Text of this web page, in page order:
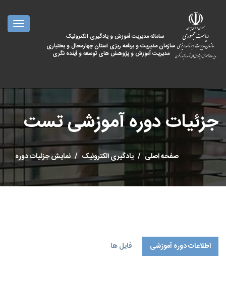
سامانه مدیریت آموزش و یادگیری الکترونیک
سازمان مدیریت و برنامه ریزی استان چهارمحال و بختیاری
مدیریت آموزش و پژوهش های توسعه و آینده نگری
جزئیات دوره آموزشی تست
صفحه اصلی یادگیری الکترونیک نمایش جزئیات دوره
اطلاعات دوره آموزشی فایل ها